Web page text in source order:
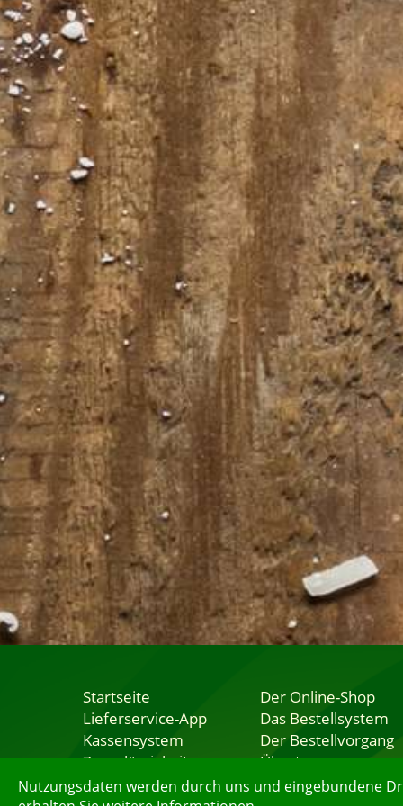
Nutzungsdaten werden durch uns und eingebundene
Startseite
Lieferservice-App
Kassensystem
Zuverlässigkeit
Sicherheit
Der Online-Shop
Das Bestellsystem
Der Bestellvorgang
Übertragung
Testshop